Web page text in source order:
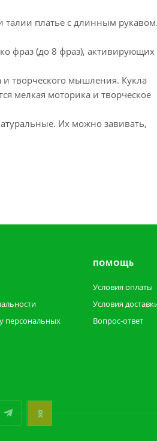
талии платье с длинным рукавом.
фраз (до 8 фраз), активирующих
творческого мышления. Кукла
мелкая моторика и творческое
Их можно завивать,
персональных
ПОМОЩЬ
Условия оплаты
Условия
Вопрос-ответ